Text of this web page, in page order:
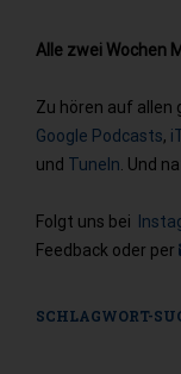
Alle zwei Wochen
Zu hören auf
Google Podcasts,
und TuneIn . Und
Folgt uns bei
Feedback oder per
SCHLAGWORT-